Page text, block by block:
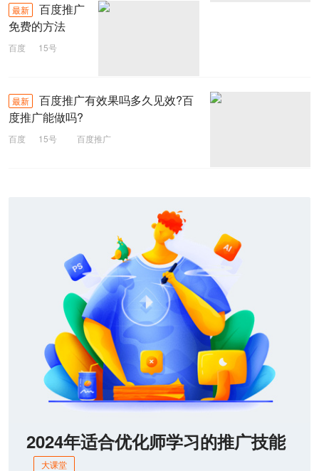
最新
百度推广
免费的方法
百度
15号
最新
百度推广有效果吗多久见效?百
度推广能做吗?
百度 15号 百度推广
2024年适合优化师学习的推广技能
大课堂